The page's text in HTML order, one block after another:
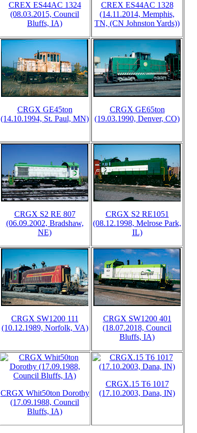
CREX ES44AC 1324
(08.03.2015, Council
Bluffs, IA)
CREX ES44AC 1328
(14.11.2014, Memphis,
TN, (CN Johnston Yards))
CRGX GE45ton
(14.10.1994, St. Paul, MN)
CRGX GE65ton
(19.03.1990, Denver, CO)
CRGX S2 RE 807
(06.09.2002, Bradshaw,
NE)
CRGX S2 RE1051
(08.12.1998, Melrose Park,
IL)
CRGX SW1200 111
(10.12.1989, Norfolk, VA)
CRGX SW1200 401
(18.07.2018, Council
Bluffs, IA)
CRGX Whit50ton Dorothy
(17.09.1988, Council
Bluffs, IA)
CRGX.15 T6 1017
(17.10.2003, Dana, IN)